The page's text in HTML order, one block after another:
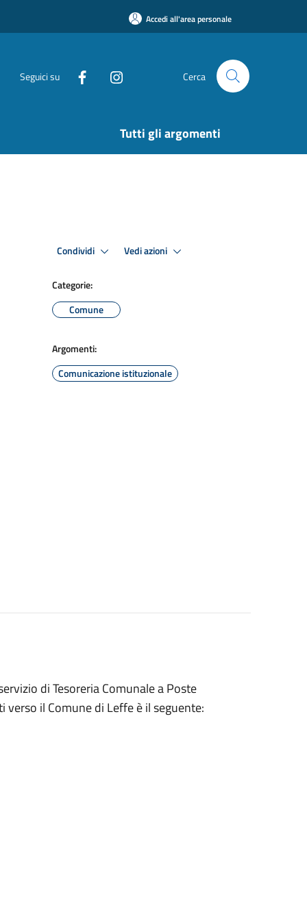
Accedi all'area personale
Seguici su Cerca
Tutti gli argomenti
Condividi Vedi azioni
Categorie:
Comune
Argomenti:
Comunicazione istituzionale
di Tesoreria Comunale a Poste
il Comune di Leffe è il seguente: